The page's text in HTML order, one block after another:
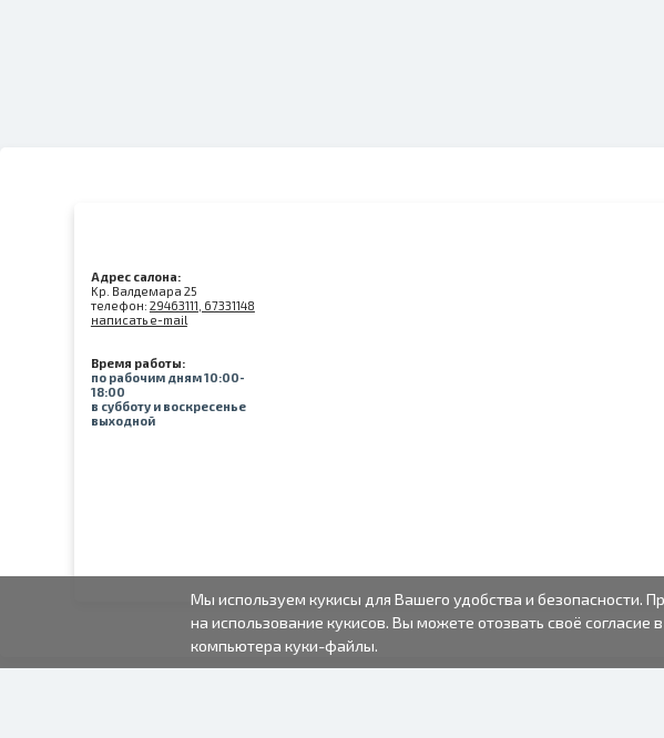
Адрес салона:
Kр. Валдемара 25
телефон: 29463111, 67331148
написать e-mail
Время работы:
по рабочим дням 10:00-
18:00
в субботу и воскресенье
выходной
Мы используем кукисы для Вашего удобства и безопасности.
на использование кукисов. Вы можете отозвать своё
компьютера куки-файлы.